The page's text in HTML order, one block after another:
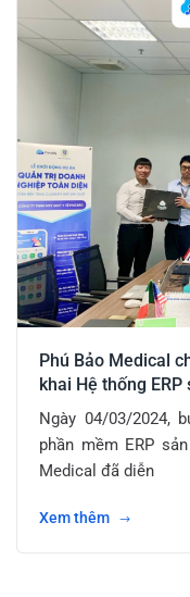
Phú Bảo Medical
khai Hệ thống
Ngày 04/03/2024,
phần mềm ERP
Medical đã diễn
Xem thêm